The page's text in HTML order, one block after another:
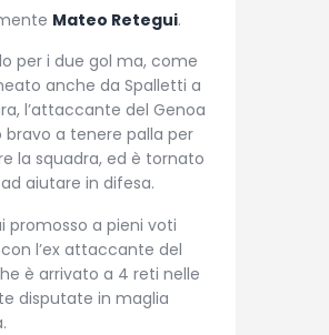
Mateo Retegui.
per i due gol ma, come
anche da Spalletti a
l’attaccante del Genoa
bravo a tenere palla per
la squadra, ed è tornato
aiutare in difesa.
promosso a pieni voti
l’ex attaccante del
è arrivato a 4 reti nelle
disputate in maglia